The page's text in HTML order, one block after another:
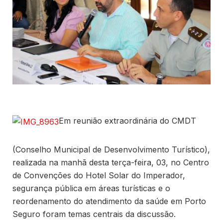
Em reunião extraordinária do CMDT
(Conselho Municipal de Desenvolvimento Turístico),
realizada na manhã desta terça-feira, 03, no Centro
de Convenções do Hotel Solar do Imperador,
segurança pública em áreas turísticas e o
reordenamento do atendimento da saúde em Porto
Seguro foram temas centrais da discussão.